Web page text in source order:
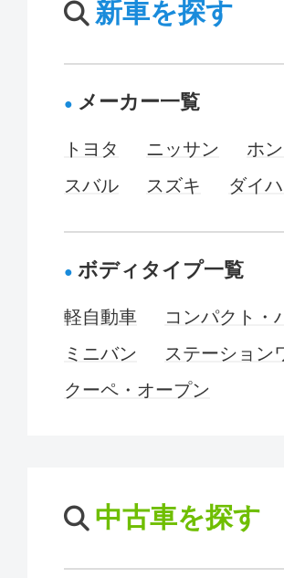
新車を探す
メーカー一覧
トヨタ ニッサン ホ
スバル
スズキ ダイ
ボディタイプ一覧
軽自動車
コンパクト・
ミニバン
ステーション
クーペ・オープン
中古車を探す